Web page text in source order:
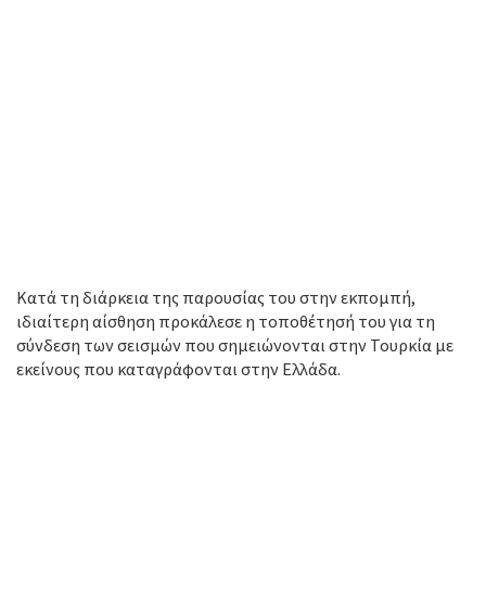
Κατά τη διάρκεια της παρουσίας του στην εκπομπή,
ιδιαίτερη αίσθηση προκάλεσε η τοποθέτησή του για τη
σύνδεση των σεισμών που σημειώνονται στην Τουρκία με
εκείνους που καταγράφονται στην Ελλάδα.